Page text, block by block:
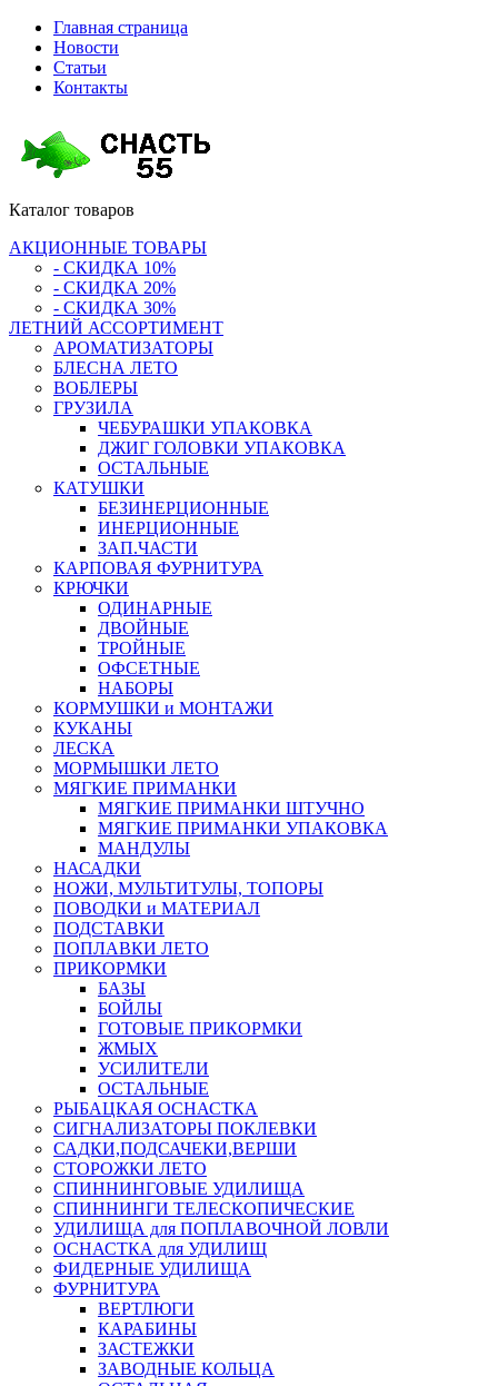
Главная страница
Новости
Статьи
Контакты
Каталог товаров
АКЦИОННЫЕ ТОВАРЫ
- СКИДКА 10%
- СКИДКА 20%
- СКИДКА 30%
ЛЕТНИЙ АССОРТИМЕНТ
АРОМАТИЗАТОРЫ
БЛЕСНА ЛЕТО
ВОБЛЕРЫ
ГРУЗИЛА
ЧЕБУРАШКИ УПАКОВКА
ДЖИГ ГОЛОВКИ УПАКОВКА
ОСТАЛЬНЫЕ
КАТУШКИ
БЕЗИНЕРЦИОННЫЕ
ИНЕРЦИОННЫЕ
ЗАП.ЧАСТИ
КАРПОВАЯ ФУРНИТУРА
КРЮЧКИ
ОДИНАРНЫЕ
ДВОЙНЫЕ
ТРОЙНЫЕ
ОФСЕТНЫЕ
НАБОРЫ
КОРМУШКИ и МОНТАЖИ
КУКАНЫ
ЛЕСКА
МОРМЫШКИ ЛЕТО
МЯГКИЕ ПРИМАНКИ
МЯГКИЕ ПРИМАНКИ ШТУЧНО
МЯГКИЕ ПРИМАНКИ УПАКОВКА
МАНДУЛЫ
НАСАДКИ
НОЖИ, МУЛЬТИТУЛЫ, ТОПОРЫ
ПОВОДКИ и МАТЕРИАЛ
ПОДСТАВКИ
ПОПЛАВКИ ЛЕТО
ПРИКОРМКИ
БАЗЫ
БОЙЛЫ
ГОТОВЫЕ ПРИКОРМКИ
ЖМЫХ
УСИЛИТЕЛИ
ОСТАЛЬНЫЕ
РЫБАЦКАЯ ОСНАСТКА
СИГНАЛИЗАТОРЫ ПОКЛЕВКИ
САДКИ,ПОДСАЧЕКИ,ВЕРШИ
СТОРОЖКИ ЛЕТО
СПИННИНГОВЫЕ УДИЛИЩА
СПИННИНГИ ТЕЛЕСКОПИЧЕСКИЕ
УДИЛИЩА для ПОПЛАВОЧНОЙ ЛОВЛИ
ОСНАСТКА для УДИЛИЩ
ФИДЕРНЫЕ УДИЛИЩА
ФУРНИТУРА
ВЕРТЛЮГИ
КАРАБИНЫ
ЗАСТЕЖКИ
ЗАВОДНЫЕ КОЛЬЦА